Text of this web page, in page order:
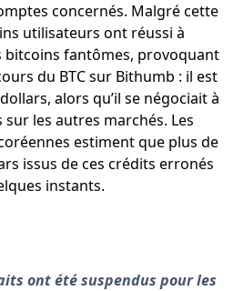
concernés. Malgré cette
utilisateurs ont réussi à
bitcoins fantômes, provoquant
du BTC sur Bithumb : il est
alors qu’il se négociait à
les autres marchés. Les
estiment que plus de
issus de ces crédits erronés
instants.
ont été suspendus pour les